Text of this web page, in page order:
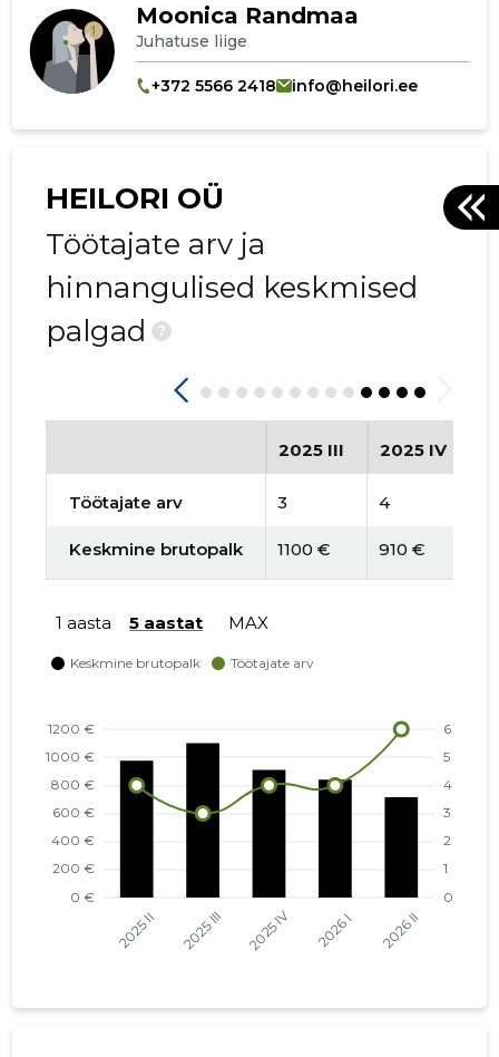
Moonica Randmaa
Juhatuse liige
+372 5566 2418 info@heilori.ee
HEILORI OÜ
Töötajate arv ja
hinnangulised keskmised
palgad
?
2025 III 2025 IV
Töötajate arv 3 4
Keskmine brutopalk 1100 € 910 €
1 aasta 5 aastat MAX